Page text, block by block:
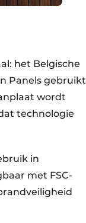
het Belgische
Panels gebruikt
wordt
technologie
in
met FSC-